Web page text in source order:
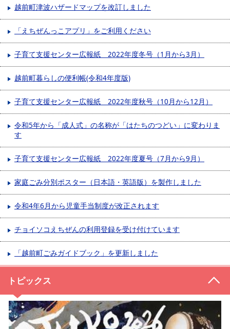
越前町津波ハザードマップを改訂しました
「えちぜんっこアプリ」をご利用ください
子育て支援センター広報紙 2022年度冬号（1月から3月）
越前町暮らしの便利帳(令和4年度版)
子育て支援センター広報紙 2022年度秋号（10月から12月）
令和5年から「成人式」の名称が「はたちのつどい」に変わりま
す
子育て支援センター広報紙 2022年度夏号（7月から9月）
家庭ごみ分別ポスター（日本語・英語版）を製作しました
令和4年6月から児童手当制度が改正されます
チョイソコえちぜんの利用登録を受け付けています
「越前町ごみガイドブック」を更新しました
トピックス